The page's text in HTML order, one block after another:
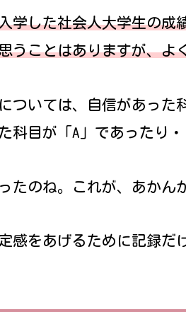
学した社会人大学生の成
うことはありますが、よ
ついては、自信があった
科目が「A」であったり・
たのね。これが、あかん
感をあげるために記録だ